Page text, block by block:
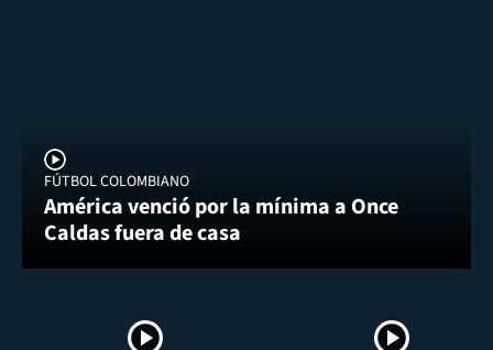
FÚTBOL COLOMBIANO
América venció por la mínima a Once
Caldas fuera de casa